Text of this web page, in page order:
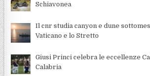
Schiavonea
Il cnr studia canyon e dune
Vaticano e lo Stretto
Giusi Princi celebra le eccellenze
Calabria